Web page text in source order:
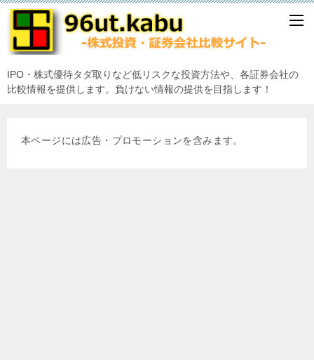
IPO・株式優待タダ取りなど低リスクな投資方法や、各証券会社の
比較情報を提供します。負けない情報の提供を目指します！
本ページには広告・プロモーションを含みます。